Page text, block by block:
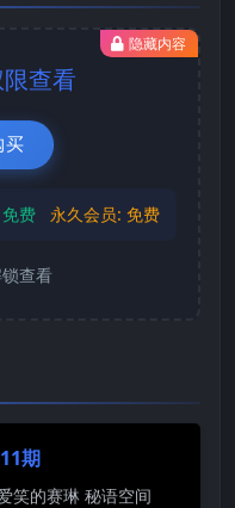
隐藏内容
查看
买
免费 永久会员: 免费
锁查看
期
笑的赛琳 秘语空间